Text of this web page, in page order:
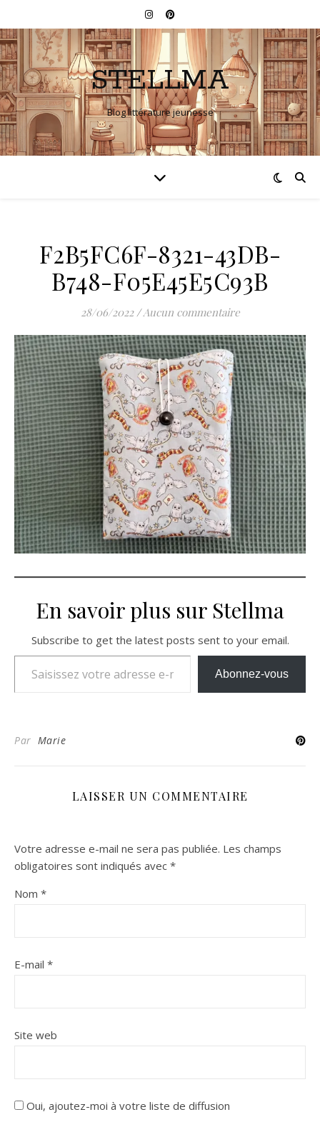
STELLMA
Blog littérature jeunesse
F2B5FC6F-8321-43DB-
B748-F05E45E5C93B
28/06/2022 /Aucun commentaire
En savoir plus sur Stellma
Subscribe to get the latest posts sent to your email.
Saisissez votre adresse e-mail…
Abonnez-vous
Par Marie
LAISSER UN COMMENTAIRE
Votre adresse e-mail ne sera pas publiée. Les champs
obligatoires sont indiqués avec *
Nom *
E-mail *
Site web
Oui, ajoutez-moi à votre liste de diffusion